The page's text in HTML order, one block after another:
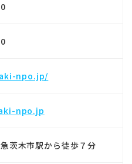
npo.jp/
npo.jp
茨木市駅から徒歩７分